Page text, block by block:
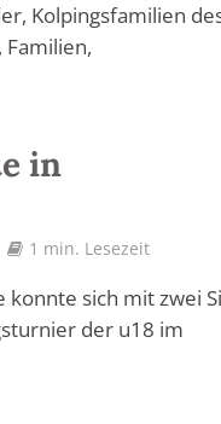
Kolpingsfamilien
in
1 min. Lesezeit
konnte sich mit zwei
der u18 im